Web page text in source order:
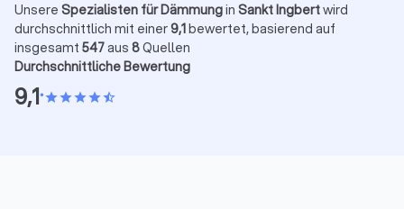
Unsere Spezialisten für Dämmungin Sankt Ingbertwird
durchschnittlich mit einer9,1bewertet, basierend auf
insgesamt 547aus 8Quellen
Durchschnittliche Bewertung
9,1•starstarstarstarstar_half